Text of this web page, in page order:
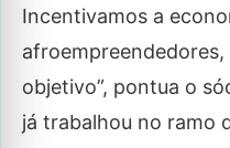
Incentivamos a
afroempreendedores,
objetivo”, pontua o
já trabalhou no ramo